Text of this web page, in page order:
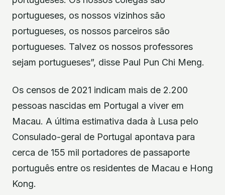
portugueses, os nossos vizinhos são
portugueses, os nossos parceiros são
portugueses. Talvez os nossos professores
sejam portugueses”, disse Paul Pun Chi Meng.
Os censos de 2021 indicam mais de 2.200
pessoas nascidas em Portugal a viver em
Macau. A última estimativa dada à Lusa pelo
Consulado-geral de Portugal apontava para
cerca de 155 mil portadores de passaporte
português entre os residentes de Macau e Hong
Kong.